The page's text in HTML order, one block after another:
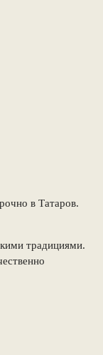
в Татаров.
традициями.